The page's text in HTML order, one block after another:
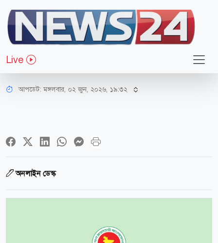
Live
জাতীয়
জ্বালানি নিরাপত্তা জোরদারে ৯ সদস্যের
মন্ত্রিপরিষদ উপকমিটি গঠন
আপডেট: মঙ্গলবার, ০২ জুন, ২০২৬, ১৯:৩২
অনলাইন ডেস্ক